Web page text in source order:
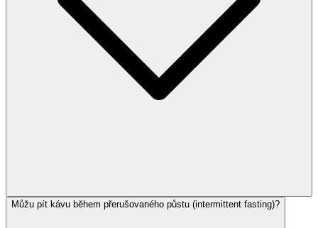
Můžu pít kávu během přerušovaného půstu (intermittent fasting)?